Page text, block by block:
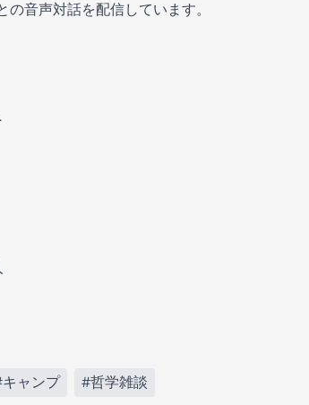
音声対話を配信しています。
ャンプ #哲学雑談